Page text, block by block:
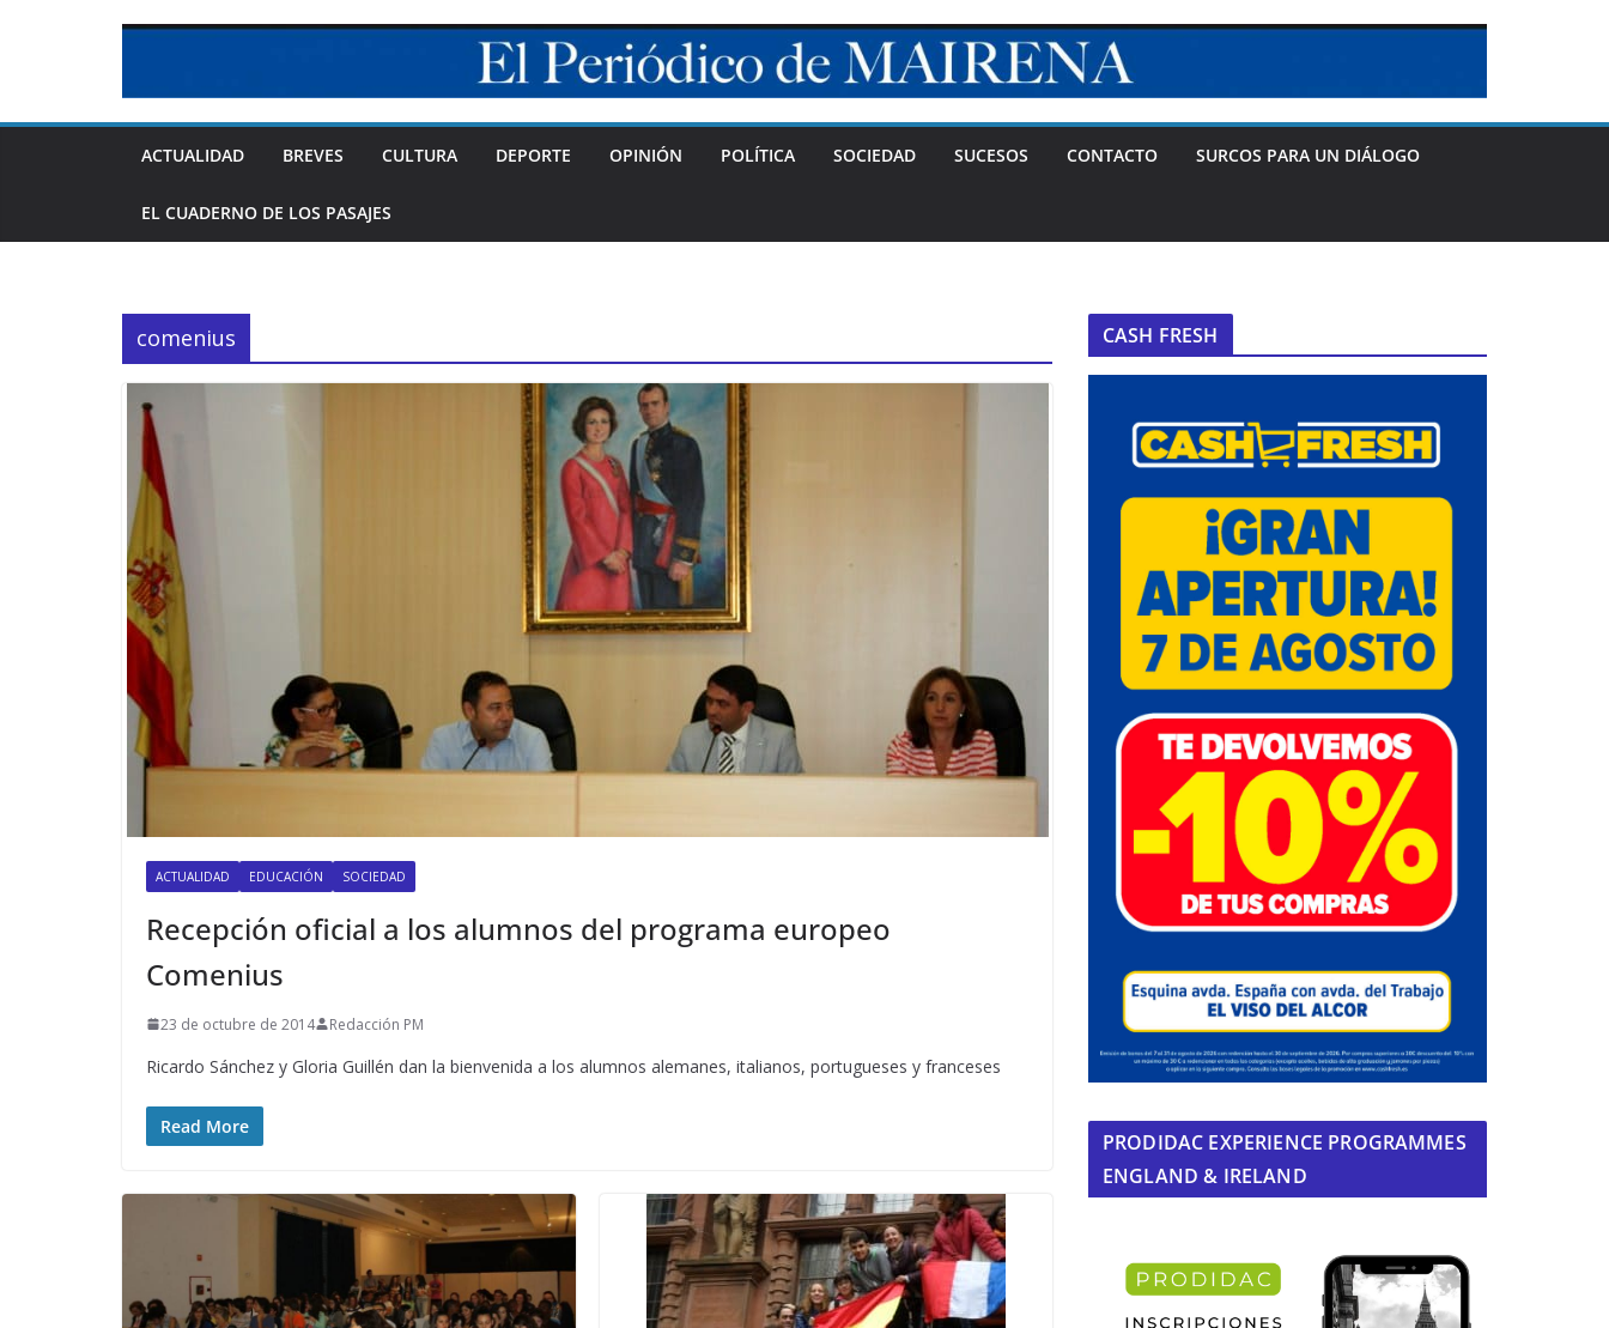
ACTUALIDAD BREVES CULTURA DEPORTE OPINIÓN POLÍTICA SOCIEDAD SUCESOS CONTACTO SURCOS PARA UN DIÁLOGO
EL CUADERNO DE LOS PASAJES
comenius
ACTUALIDAD EDUCACIÓN SOCIEDAD
Recepción oficial a los alumnos del programa europeo
Comenius
23 de octubre de 2014 Redacción PM
Ricardo Sánchez y Gloria Guillén dan la bienvenida a los alumnos alemanes, italianos, portugueses y franceses
Read More
CASH FRESH
PRODIDAC EXPERIENCE PROGRAMMES
ENGLAND & IRELAND